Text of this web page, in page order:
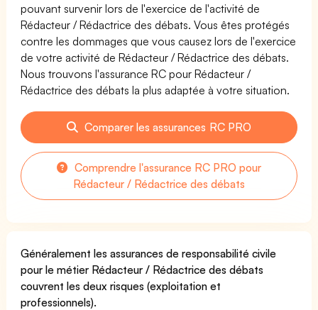
pouvant survenir lors de l'exercice de l'activité de
Rédacteur / Rédactrice des débats. Vous êtes protégés
contre les dommages que vous causez lors de l'exercice
de votre activité de Rédacteur / Rédactrice des débats.
Nous trouvons l'assurance RC pour Rédacteur /
Rédactrice des débats la plus adaptée à votre situation.
Comparer les assurances RC PRO
Comprendre l'assurance RC PRO pour
Rédacteur / Rédactrice des débats
Généralement les assurances de responsabilité civile
pour le métier Rédacteur / Rédactrice des débats
couvrent les deux risques (exploitation et
professionnels).